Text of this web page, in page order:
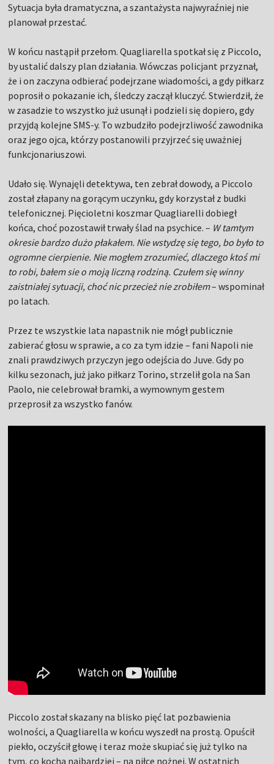
Sytuacja była dramatyczna, a szantażysta najwyraźniej nie
planował przestać.
W końcu nastąpił przełom. Quagliarella spotkał się z Piccolo,
by ustalić dalszy plan działania. Wówczas policjant przyznał,
że i on zaczyna odbierać podejrzane wiadomości, a gdy piłkarz
poprosił o pokazanie ich, śledczy zaczął kluczyć. Stwierdził, że
w zasadzie to wszystko już usunął i podzieli się dopiero, gdy
przyjdą kolejne SMS-y. To wzbudziło podejrzliwość zawodnika
oraz jego ojca, którzy postanowili przyjrzeć się uważniej
funkcjonariuszowi.
Udało się. Wynajęli detektywa, ten zebrał dowody, a Piccolo
został złapany na gorącym uczynku, gdy korzystał z budki
telefonicznej. Pięcioletni koszmar Quagliarelli dobiegł
końca, choć pozostawił trwały ślad na psychice. – W tamtym
okresie bardzo dużo płakałem. Nie wstydzę się tego, bo było to
ogromne cierpienie. Nie mogłem zrozumieć, dlaczego ktoś mi
to robi, bałem sie o moją liczną rodziną. Czułem się winny
zaistniałej sytuacji, choć nic przecież nie zrobiłem– wspominał
po latach.
Przez te wszystkie lata napastnik nie mógł publicznie
zabierać głosu w sprawie, a co za tym idzie – fani Napoli nie
znali prawdziwych przyczyn jego odejścia do Juve. Gdy po
kilku sezonach, już jako piłkarz Torino, strzelił gola na San
Paolo, nie celebrował bramki, a wymownym gestem
przeprosił za wszystko fanów.
Piccolo został skazany na blisko pięć lat pozbawienia
wolności, a Quagliarella w końcu wyszedł na prostą. Opuścił
piekło, oczyścił głowę i teraz może skupiać się już tylko na
tym, co kocha najbardziej – na piłce nożnej. W ostatnich